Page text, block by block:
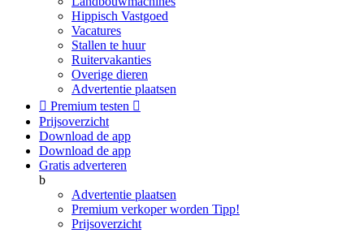
Hippisch Vastgoed
Vacatures
Stallen te huur
Ruitervakanties
Overige dieren
Advertentie plaatsen
 Premium testen 
Prijsoverzicht
Download de app
Download de app
Gratis adverteren
b
Advertentie plaatsen
Premium verkoper worden Tipp!
Prijsoverzicht